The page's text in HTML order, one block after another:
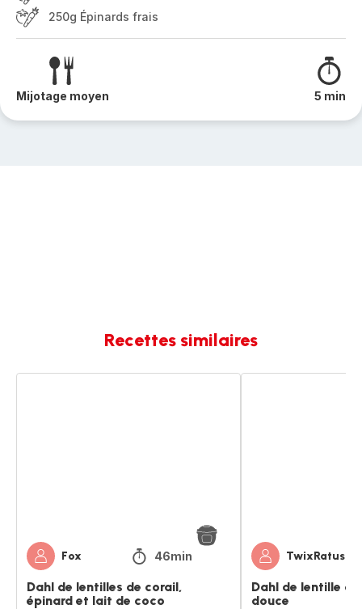
250g Épinards frais
Mijotage moyen 5 min
Recettes similaires
Fox 46min
Dahl de lentilles de corail,
épinard et lait de coco
TwixRatus
Dahl de lentille
douce